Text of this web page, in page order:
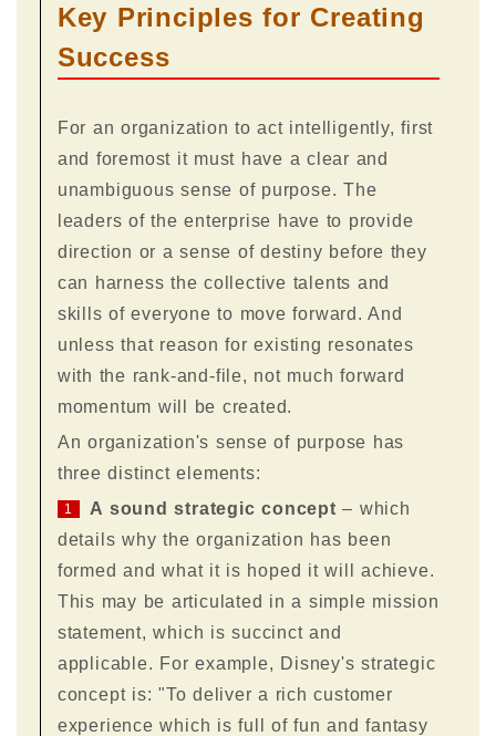
Key Principles for Creating
Success
For an organization to act intelligently, first
and foremost it must have a clear and
unambiguous sense of purpose. The
leaders of the enterprise have to provide
direction or a sense of destiny before they
can harness the collective talents and
skills of everyone to move forward. And
unless that reason for existing resonates
with the rank-and-file, not much forward
momentum will be created.
An organization's sense of purpose has
three distinct elements:
1 A sound strategic concept – which
details why the organization has been
formed and what it is hoped it will achieve.
This may be articulated in a simple mission
statement, which is succinct and
applicable. For example, Disney's strategic
concept is: "To deliver a rich customer
experience which is full of fun and fantasy